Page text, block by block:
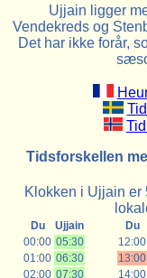
Ujjain ligger
Vendekreds og
Det har ikke forår,
Tidsforskellen
Klokken i Ujjain er
Du Ujjain Du
00:00 05:30 12:00
01:00 06:30 13:00
02:00 07:30 14:00